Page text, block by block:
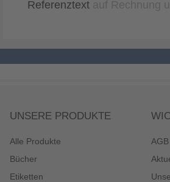
Referenztext
UNSERE PRODUKTE
Alle Produkte
Bücher
Etiketten
AGB